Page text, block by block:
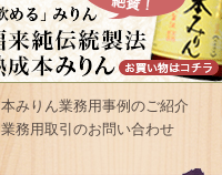
本みりん業務用事例のご紹介
業務用取引のお問い合わせ